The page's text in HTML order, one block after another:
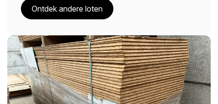
Ontdek andere loten